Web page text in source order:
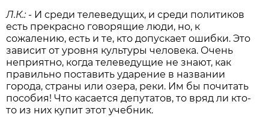
Л.К.: - И среди телеведущих, и среди политиков
есть прекрасно говорящие люди, но, к
сожалению, есть и те, кто допускает ошибки. Это
зависит от уровня культуры человека. Очень
неприятно, когда телеведущие не знают, как
правильно поставить ударение в названии
города, страны или озера, реки. Им бы почитать
пособия! Что касается депутатов, то вряд ли кто-
то из них купит этот учебник.